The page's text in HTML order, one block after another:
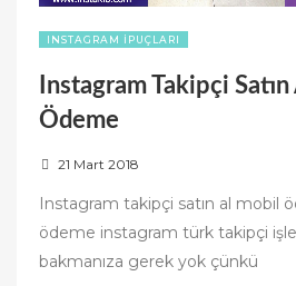
INSTAGRAM İPUÇLARI
Instagram Takipçi
Ödeme
t
e
21 Mart 2018
Instagram takipçi satın al mobil
ödeme instagram türk takipçi
bakmanıza gerek yok çünkü